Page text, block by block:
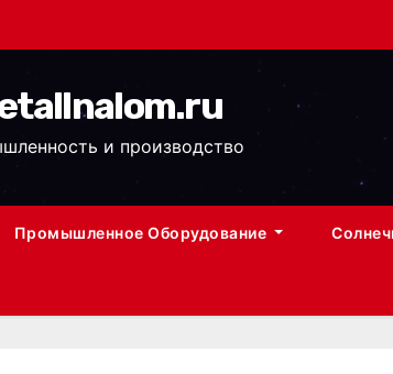
и производство
Промышленное Оборудование